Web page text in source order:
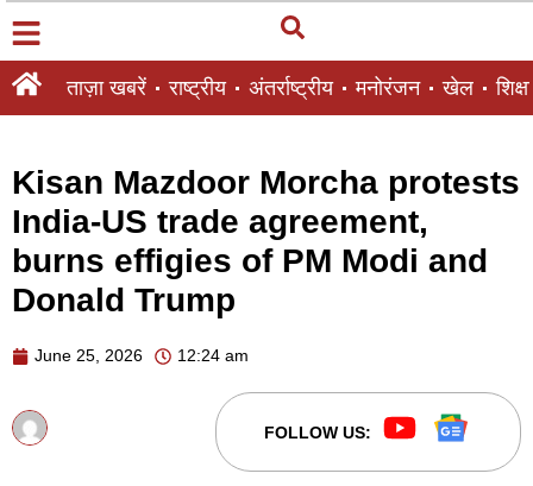
ताज़ा खबरें राष्ट्रीय अंतर्राष्ट्रीय मनोरंजन खेल शिक्षा
Kisan Mazdoor Morcha protests
India-US trade agreement,
burns effigies of PM Modi and
Donald Trump
June 25, 2026 12:24 am
FOLLOW US: